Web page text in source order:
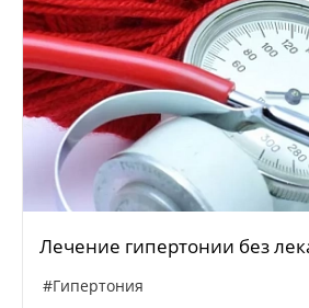
Лечение гипертонии без
#Гипертония